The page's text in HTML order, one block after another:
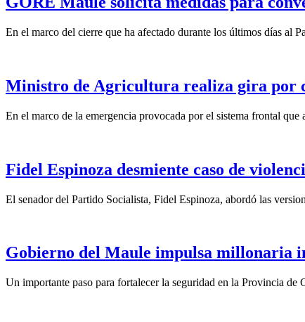
En el marco del cierre que ha afectado durante los últimos días al
Ministro de Agricultura realiza gira por
En el marco de la emergencia provocada por el sistema frontal que
Fidel Espinoza desmiente caso de
El senador del Partido Socialista, Fidel Espinoza, abordó las
Gobierno del Maule impulsa millonaria
Un importante paso para fortalecer la seguridad en la Provincia